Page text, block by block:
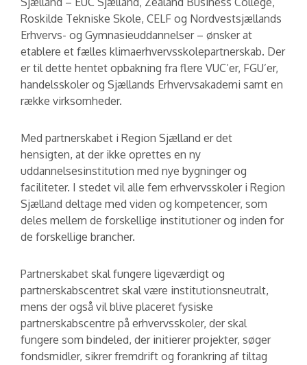
Roskilde Tekniske Skole, CELF og Nordvestsjællands
Erhvervs- og Gymnasieuddannelser – ønsker at
etablere et fælles klimaerhvervsskolepartnerskab. Der
er til dette hentet opbakning fra flere VUC’er, FGU’er,
handelsskoler og Sjællands Erhvervsakademi samt en
række virksomheder.
Med partnerskabet i Region Sjælland er det
hensigten, at der ikke oprettes en ny
uddannelsesinstitution med nye bygninger og
faciliteter. I stedet vil alle fem erhvervsskoler i Region
Sjælland deltage med viden og kompetencer, som
deles mellem de forskellige institutioner og inden for
de forskellige brancher.
Partnerskabet skal fungere ligeværdigt og
partnerskabscentret skal være institutionsneutralt,
mens der også vil blive placeret fysiske
partnerskabscentre på erhvervsskoler, der skal
fungere som bindeled, der initierer projekter, søger
fondsmidler, sikrer fremdrift og forankring af tiltag